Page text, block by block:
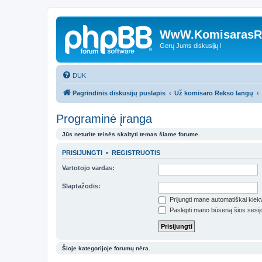
Gerų Jums diskusijų !
DUK
Pagrindinis diskusijų puslapis Už komisaro Rekso langų
Programinė įranga
Jūs neturite teisės skaityti temas šiame forume.
PRISIJUNGTI • REGISTRUOTIS
Vartotojo vardas:
Slaptažodis:
Prijungti mane automatiškai
Paslėpti mano būseną šios
Šioje kategorijoje forumų nėra.